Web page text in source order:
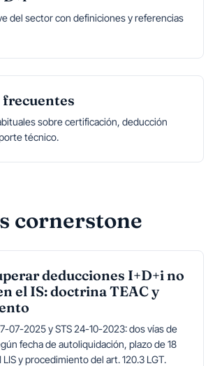
del sector con definiciones y referencias
sobre certificación, deducción
técnico.
cornerstone
deducciones I+D+i no
el IS: doctrina TEAC y
07-2025 y STS 24-10-2023: dos vías de
fecha de autoliquidación, plazo de 18
LIS y procedimiento del art. 120.3 LGT.